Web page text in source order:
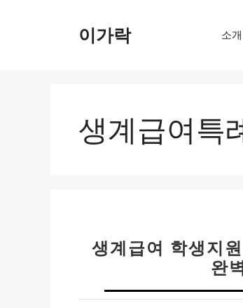
이가락 소
생계급여특
생계급여 학생지
완